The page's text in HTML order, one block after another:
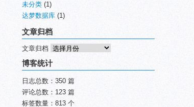
未分类 (1)
达梦数据库 (1)
文章归档
文章归档
博客统计
日志总数：350 篇
评论总数：123 篇
标签数量：813 个